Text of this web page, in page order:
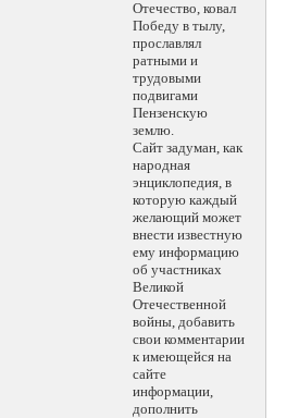
Отечество, ковал
Победу в тылу,
прославлял
ратными и
трудовыми
подвигами
Пензенскую
землю.
Сайт задуман, как
народная
энциклопедия, в
которую каждый
желающий может
внести известную
ему информацию
об участниках
Великой
Отечественной
войны, добавить
свои комментарии
к имеющейся на
сайте
информации,
дополнить